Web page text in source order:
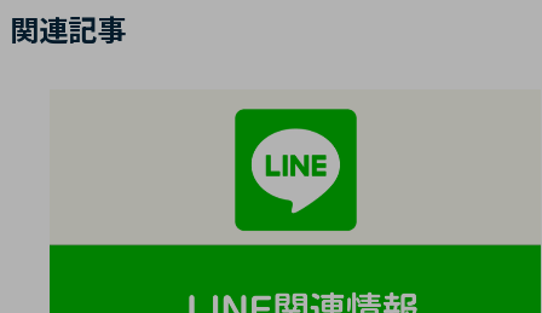
関連記事